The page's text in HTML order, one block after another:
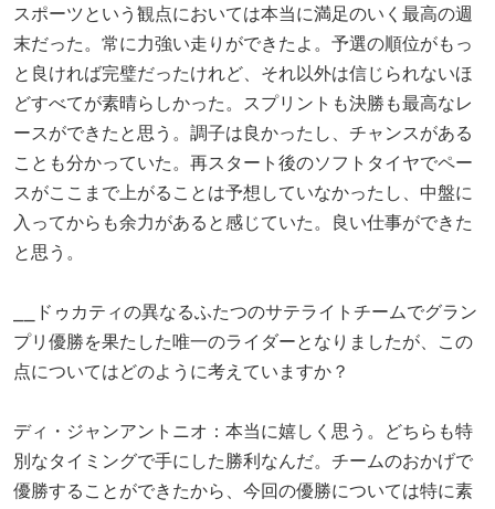
スポーツという観点においては本当に満足のいく最高の週
末だった。常に力強い走りができたよ。予選の順位がもっ
と良ければ完璧だったけれど、それ以外は信じられないほ
どすべてが素晴らしかった。スプリントも決勝も最高なレ
ースができたと思う。調子は良かったし、チャンスがある
ことも分かっていた。再スタート後のソフトタイヤでペー
スがここまで上がることは予想していなかったし、中盤に
入ってからも余力があると感じていた。良い仕事ができた
と思う。
⎯⎯ドゥカティの異なるふたつのサテライトチームでグラン
プリ優勝を果たした唯一のライダーとなりましたが、この
点についてはどのように考えていますか？
ディ・ジャンアントニオ：本当に嬉しく思う。どちらも特
別なタイミングで手にした勝利なんだ。チームのおかげで
優勝することができたから、今回の優勝については特に素